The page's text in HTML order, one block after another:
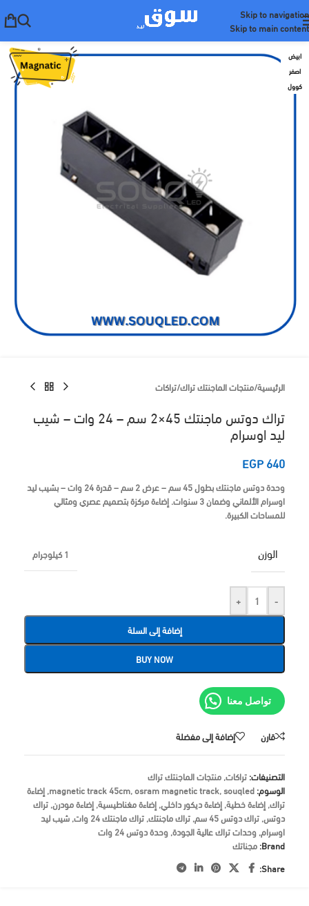
Skip to navigation
Skip to main content
ابيض
اصفر
كوول
الرئيسية/منتجات الماجنتك تراك/تراكات
تراك دوتس ماجنتك 45×2 سم – 24 وات – شيب
ليد اوسرام
EGP640
وحدة دوتس ماجنتك بطول 45 سم – عرض 2 سم – قدرة 24 وات – بشيب ليد
اوسرام الألماني وضمان 3 سنوات. إضاءة مركزة بتصميم عصري ومثالي
للمساحات الكبيرة.
الوزن 1 كيلوجرام
-
+
إضافة إلى السلة
BUY NOW
تواصل معنا
قارن إضافة إلى مفضلة
التصنيفات:تراكات,منتجات الماجنتك تراك
الوسوم:
magnetic track 45cm,osram magnetic track,souqled
,إضاءة
تراك,إضاءة خطية,إضاءة ديكور داخلي,إضاءة مغناطيسية,إضاءة مودرن,تراك
دوتس,تراك دوتس 45 سم ,تراك ماجنتك,تراك ماجنتك 24 وات ,شيب ليد
اوسرام,وحدات تراك عالية الجودة,وحدة دوتس 24 وات
Brand: مجناتك
Share: